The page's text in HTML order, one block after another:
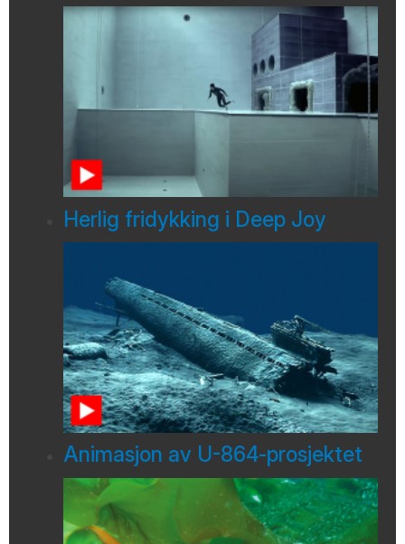
Herlig fridykking i Deep Joy
Animasjon av U-864-prosjektet